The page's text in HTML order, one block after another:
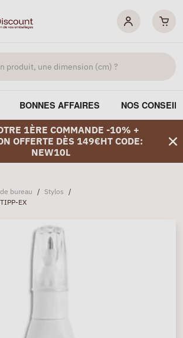
BONNES AFFAIRES NOS
1ÈRE COMMANDE -10% +
OFFERTE DÈS 149€HT CODE:
NEW10L
bureau / Stylos /
EX